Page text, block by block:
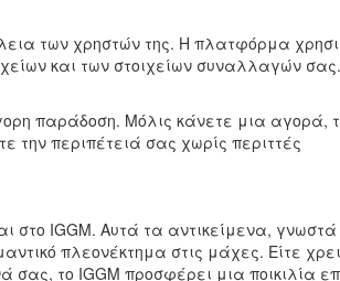
των χρηστών της. Η πλατφόρμα
και των στοιχείων συναλλαγών σας.
παράδοση. Μόλις κάνετε μια αγορά,
την περιπέτειά σας χωρίς περιττές
στο IGGM. Αυτά τα αντικείμενα,
πλεονέκτημα στις μάχες. Είτε
σας, το IGGM προσφέρει μια ποικιλία